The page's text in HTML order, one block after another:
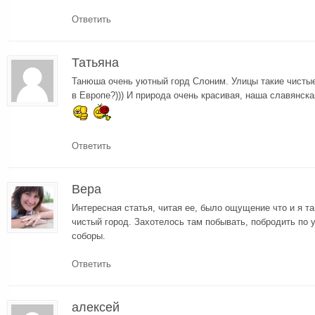
Ответить
Татьяна
Танюша очень уютный горд Слоним. Улицы такие
в Европе?))) И природа очень красивая, наша
Ответить
Вера
Интересная статья, читая ее, было ощущение что и я
чистый город. Захотелось там побывать, побродить по
соборы.
Ответить
алексей